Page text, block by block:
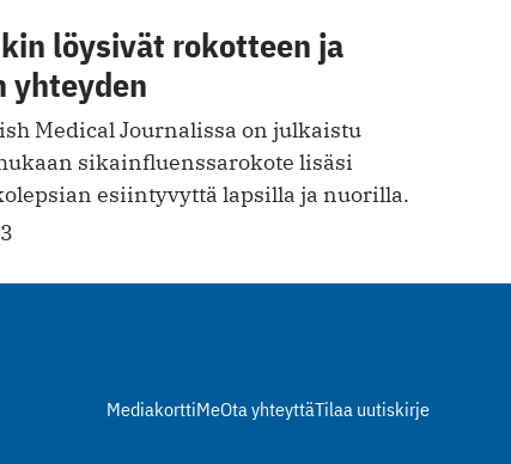
löysivät rokotteen ja
yhteyden
Medical Journalissa on julkaistu
sikainfluenssarokote lisäsi
esiintyvyttä lapsilla ja nuorilla.
MediakorttiMeOta yhteyttäTilaa uutiskirje